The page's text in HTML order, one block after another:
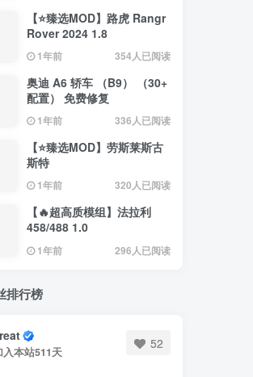
【⭐臻选MOD】路虎 Rangr
Rover 2024 1.8
1年前 354人已阅读
奥迪 A6 轿车 （B9） （30+
配置） 免费修复
1年前 336人已阅读
【⭐臻选MOD】劳斯莱斯古
斯特
1年前 320人已阅读
【🔥超高质模组】法拉利
458/488 1.0
1年前 296人已阅读
排行榜
入本站511天
52